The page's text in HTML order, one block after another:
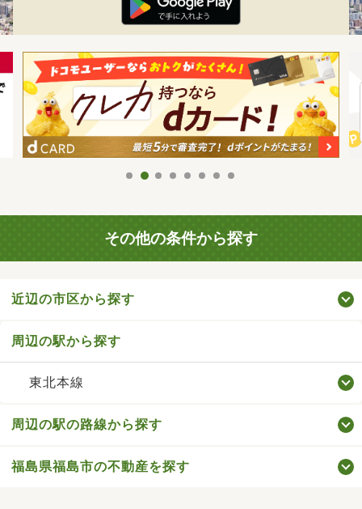
その他の条件から探す
近辺の市区から探す
周辺の駅から探す
東北本線
周辺の駅の路線から探す
福島県福島市の不動産を探す